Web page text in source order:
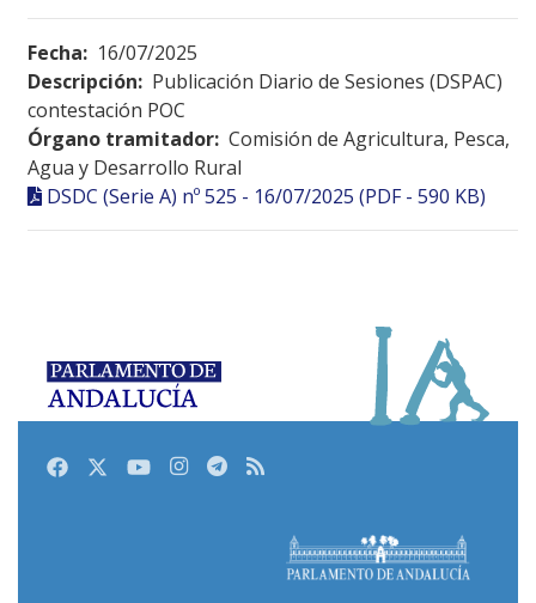
Fecha: 16/07/2025
Descripción: Publicación Diario de Sesiones (DSPAC)
contestación POC
Órgano tramitador: Comisión de Agricultura, Pesca,
Agua y Desarrollo Rural
DSDC (Serie A) nº 525 - 16/07/2025 (PDF - 590 KB)
FacebookTwitterYoutubeInstagram
Telegram
RSS